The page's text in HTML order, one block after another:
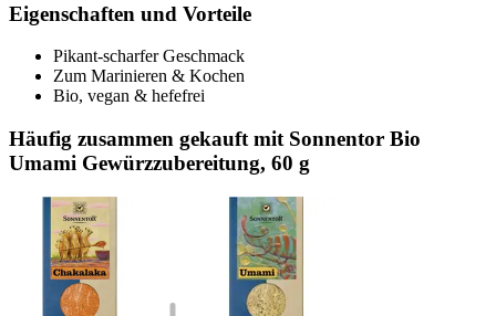
Eigenschaften und Vorteile
Pikant-scharfer Geschmack
Zum Marinieren & Kochen
Bio, vegan & hefefrei
Häufig zusammen gekauft mit Sonnentor Bio
Umami Gewürzzubereitung, 60 g